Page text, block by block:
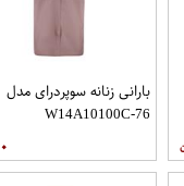
بارانی زنانه سوپردرای مدل
W14A10100C-76
۰